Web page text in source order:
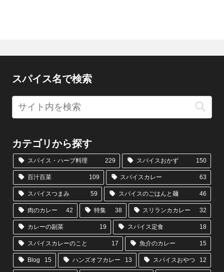
スパイス名で検索
カテゴリから探す
スパイス・ハーブ料理 229 スパイスおかず 150
百汁百菜 109 スパイスカレー 63
スパイスつまみ 59 スパイスのごはんと麺 46
肉のカレー 42 特集 38 スリランカカレー 32
カレーの副菜 19 スパイス定食 18
スパイスカレーのこと 17 魚介のカレー 15
Blog 15 ハンズオフカレー 13 スパイスおやつ 12